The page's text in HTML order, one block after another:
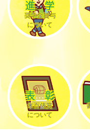
進学
奨学金貸与
について
表彰
米百俵賞
について